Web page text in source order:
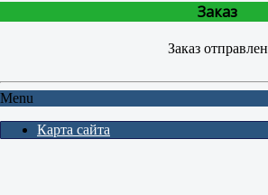
Заказ
Заказ отправлен
Menu
Карта сайта